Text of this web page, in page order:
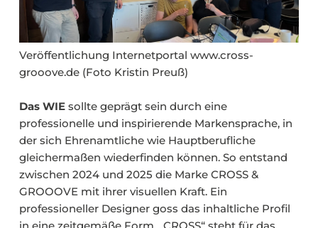
Veröffentlichung Internetportal www.cross-
grooove.de (Foto Kristin Preuß)
Das WIEsollte geprägt sein durch eine
professionelle und inspirierende Markensprache, in
der sich Ehrenamtliche wie Hauptberufliche
gleichermaßen wiederfinden können. So entstand
zwischen 2024 und 2025 die Marke CROSS &
GROOOVE mit ihrer visuellen Kraft. Ein
professioneller Designer goss das inhaltliche Profil